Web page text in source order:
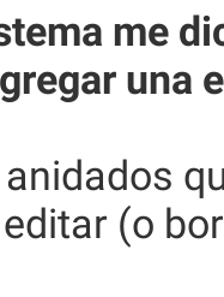
me
una
anidados
(o